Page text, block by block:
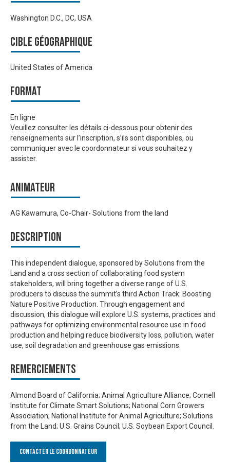
Washington D.C., DC, USA
Cible géographique
United States of America
Format
En ligne
Veuillez consulter les détails ci-dessous pour obtenir des
renseignements sur l’inscription, s’ils sont disponibles, ou
communiquer avec le coordonnateur si vous souhaitez y
assister.
Animateur
AG Kawamura, Co-Chair- Solutions from the land
Description
This independent dialogue, sponsored by Solutions from the
Land and a cross section of collaborating food system
stakeholders, will bring together a diverse range of U.S.
producers to discuss the summit’s third Action Track: Boosting
Nature Positive Production. Through engagement and
discussion, this dialogue will explore U.S. systems, practices and
pathways for optimizing environmental resource use in food
production and helping reduce biodiversity loss, pollution, water
use, soil degradation and greenhouse gas emissions.
Remerciements
Almond Board of California; Animal Agriculture Alliance; Cornell
Institute for Climate Smart Solutions; National Corn Growers
Association; National Institute for Animal Agriculture; Solutions
from the Land; U.S. Grains Council; U.S. Soybean Export Council.
Contacter le Coordonnateur